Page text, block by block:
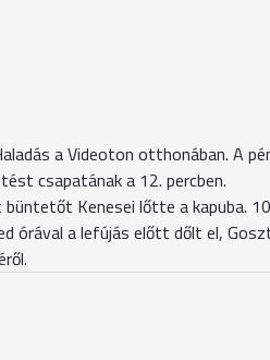
a Videoton otthonában. A
csapatának a 12. percben.
Kenesei lőtte a kapuba.
órával a lefújás előtt dőlt el,